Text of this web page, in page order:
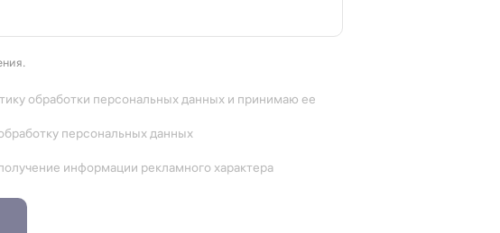
обработки персональных данных и принимаю ее
персональных данных
информации рекламного характера